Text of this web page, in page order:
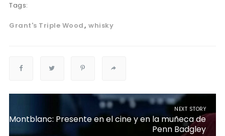
Tags:
Grant's Triple Wood whisky
NEXT STORY
Montblanc: Presente en el cine y en la muñeca de
Penn Badgley